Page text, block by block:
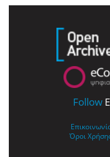
Follow
Όροι